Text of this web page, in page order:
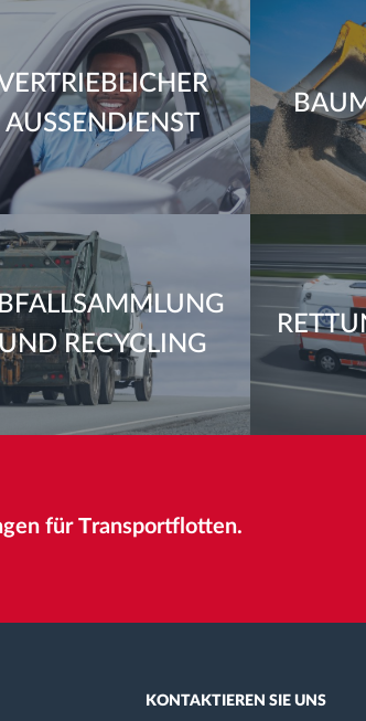
AUSSENDIENST
UND RECYCLING
für Тransportflotten.
KONTAKTIEREN SIE UNS